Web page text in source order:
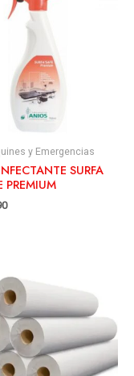
y Emergencias
SURFA
PREMIUM